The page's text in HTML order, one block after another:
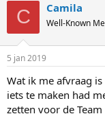
n
s
C Camila
Well-Known
5 jan 2019
Wat ik me afvraag
iets te maken had
zetten voor de